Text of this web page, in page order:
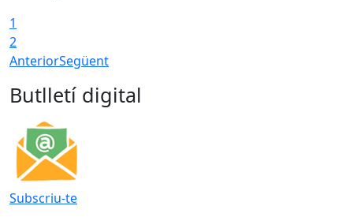
1
2
AnteriorSegüent
Butlletí digital
Subscriu-te